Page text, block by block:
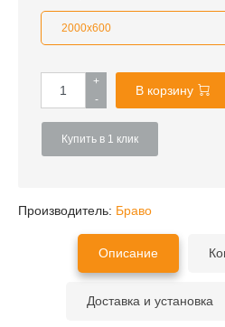
2000x600
+
-
В корзину
Купить в 1 клик
Производитель: Браво
Описание
Доставка и установка